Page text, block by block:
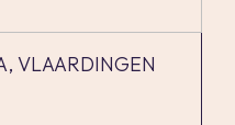
VLAARDINGEN